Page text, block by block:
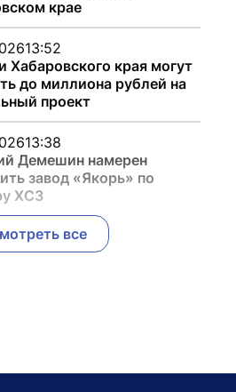
крае
13:52
Хабаровского края могут
до миллиона рублей на
проект
13:38
Демешин намерен
завод «Якорь» по
ХСЗ
все